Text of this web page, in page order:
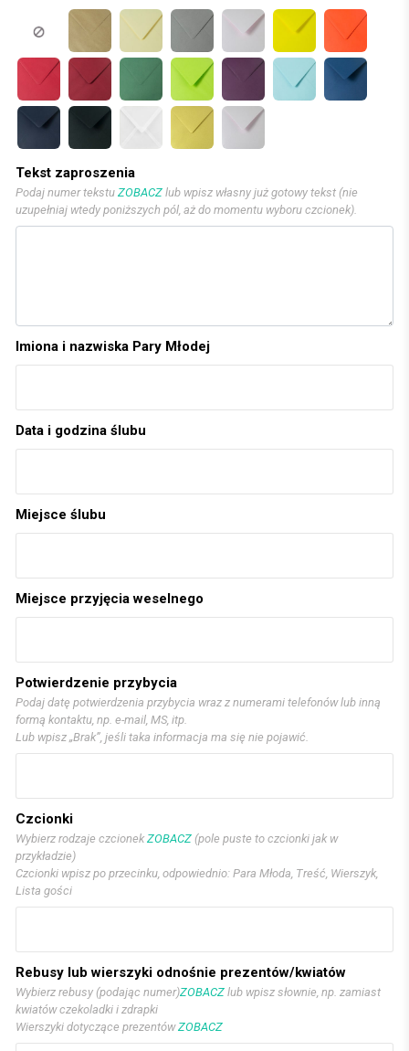
Tekst zaproszenia
Podaj numer tekstu ZOBACZ lub wpisz własny już gotowy tekst (nie
uzupełniaj wtedy poniższych pól, aż do momentu wyboru czcionek).
Imiona i nazwiska Pary Młodej
Data i godzina ślubu
Miejsce ślubu
Miejsce przyjęcia weselnego
Potwierdzenie przybycia
Podaj datę potwierdzenia przybycia wraz z numerami telefonów lub inną
formą kontaktu, np. e-mail, MS, itp.
Lub wpisz „Brak”, jeśli taka informacja ma się nie pojawić.
Czcionki
Wybierz rodzaje czcionek ZOBACZ (pole puste to czcionki jak w
przykładzie)
Czcionki wpisz po przecinku, odpowiednio: Para Młoda, Treść, Wierszyk,
Lista gości
Rebusy lub wierszyki odnośnie prezentów/kwiatów
Wybierz rebusy (podając numer)ZOBACZ lub wpisz słownie, np. zamiast
kwiatów czekoladki i zdrapki
Wierszyki dotyczące prezentówZOBACZ